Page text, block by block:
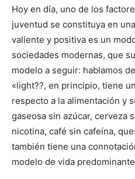
Hoy en día, uno de los
juventud se constituya en
valiente y positiva es un
sociedades modernas, que
modelo a seguir: hablamos
«light??, en principio, tiene
respecto a la alimentación y
gaseosa sin azúcar, cerveza
nicotina, café sin cafeína,
también tiene una
modelo de vida